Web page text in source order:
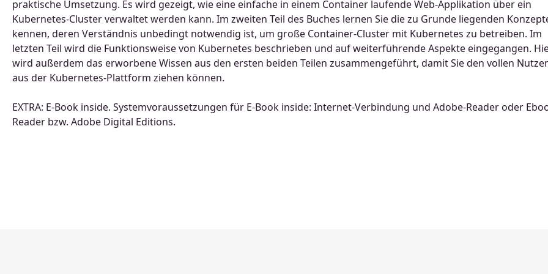
praktische Umsetzung. Es wird gezeigt, wie eine einfache in einem Container laufende Web-Applikation über ein
Kubernetes-Cluster verwaltet werden kann. Im zweiten Teil des Buches lernen Sie die zu Grunde liegenden
kennen, deren Verständnis unbedingt notwendig ist, um große Container-Cluster mit Kubernetes zu betreiben. Im
letzten Teil wird die Funktionsweise von Kubernetes beschrieben und auf weiterführende Aspekte eingegangen.
wird außerdem das erworbene Wissen aus den ersten beiden Teilen zusammengeführt, damit Sie den vollen
aus der Kubernetes-Plattform ziehen können.
EXTRA: E-Book inside. Systemvoraussetzungen für E-Book inside: Internet-Verbindung und Adobe-Reader oder
Reader bzw. Adobe Digital Editions.